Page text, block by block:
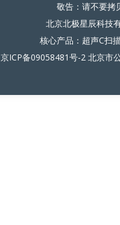
敬告：请不要拷
北京北极星辰科技
核心产品：超声C扫
京ICP备09058481号-2 北京市